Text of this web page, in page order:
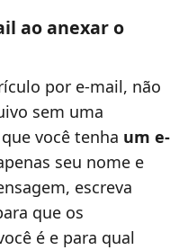
ao anexar o
por e-mail, não
sem uma
você tenha um e-
seu nome e
escreva
que os
é e para qual